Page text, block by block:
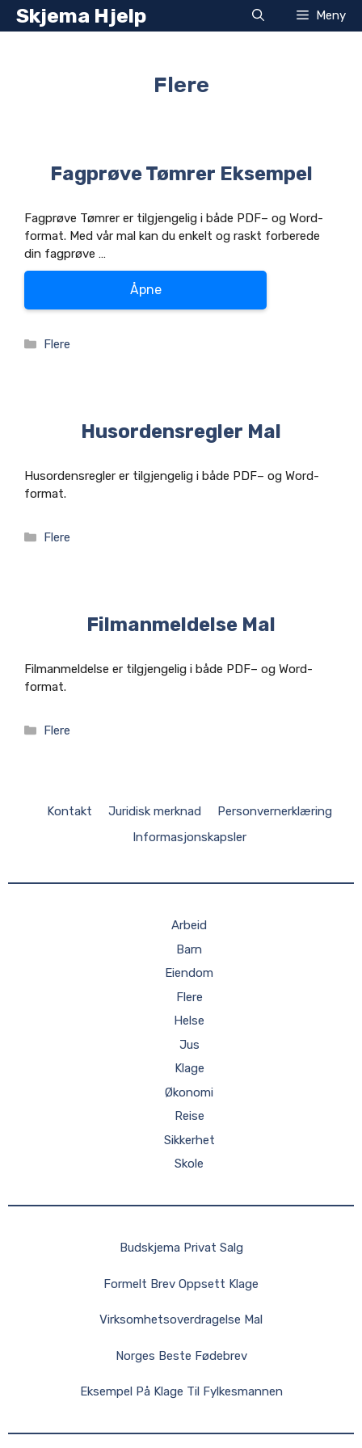
HoppSkjema Hjelp Meny
Flere
Fagprøve Tømrer Eksempel
Fagprøve Tømrer er tilgjengelig i både PDF– og Word-
format. Med vår mal kan du enkelt og raskt forberede
din fagprøve …
Åpne
Kategorier
Flere
Husordensregler Mal
Husordensregler er tilgjengelig i både PDF– og Word-
format.
Kategorier
Flere
Filmanmeldelse Mal
Filmanmeldelse er tilgjengelig i både PDF– og Word-
format.
Kategorier
Flere
Kontakt Juridisk merknad
Personvernerklæring
Informasjonskapsler
Arbeid
Barn
Eiendom
Flere
Helse
Jus
Klage
Økonomi
Reise
Sikkerhet
Skole
Budskjema Privat Salg
Formelt Brev Oppsett Klage
Virksomhetsoverdragelse Mal
Norges Beste Fødebrev
Eksempel På Klage Til Fylkesmannen